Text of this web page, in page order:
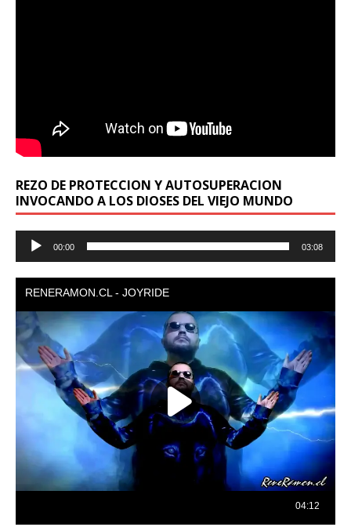
REZO DE PROTECCION Y AUTOSUPERACION
INVOCANDO A LOS DIOSES DEL VIEJO MUNDO
Reproductor
00:00 03:08